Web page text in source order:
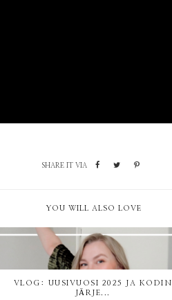
SHARE IT VIA
YOU WILL ALSO LOVE
VLOG: UUSIVUOSI 2025 JA KODIN
JÄRJE...